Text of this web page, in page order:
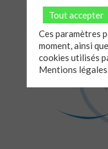
Tout accepter
Ces paramètres
moment, ainsi
cookies utilisés
Mentions légales.